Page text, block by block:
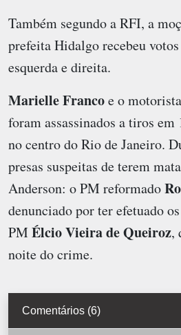
Também segundo a RFI, a
prefeita Hidalgo recebeu
esquerda e direita.
Marielle Francoe o motorista
foram assassinados a tiros em
no centro do Rio de Janeiro.
presas suspeitas de terem
Anderson: o PM reformado
denunciado por ter efetuado
PM Élcio Vieira de Queiroz,
noite do crime.
Comentários (6)